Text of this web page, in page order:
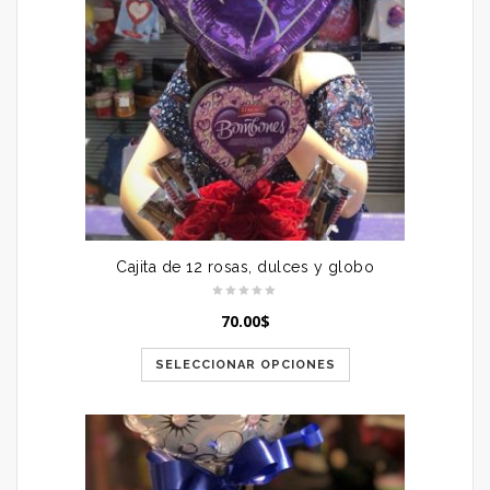
Cajita de 12 rosas, dulces y globo
70.00$
SELECCIONAR OPCIONES